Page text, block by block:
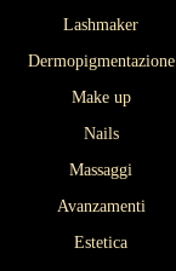
Lashmaker
Dermopigmentazione
Make up
Nails
Massaggi
Avanzamenti
Estetica